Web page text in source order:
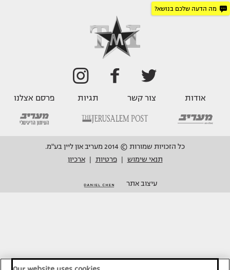
מה הדעה שלכם בנושא?
אודות צור קשר תגיות פרסם אצלנו
כל הזכויות שמורות © 2014 מעריב און ליין בע"מ.
תנאי שימוש
פרטיות ארכיון
עיצוב אתר